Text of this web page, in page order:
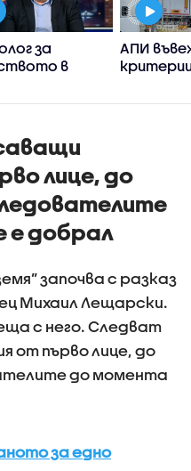
за
в
за
АПИ
лице, до
е добрал
започва с разказ
Михаил Лещарски.
с него. Следват
от първо лице, до
до момента
за едно